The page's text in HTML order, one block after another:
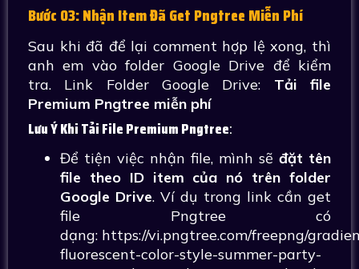
Bước 03: Nhận Item Đã Get Pngtree Miễn Phí
Sau khi đã để lại comment hợp lệ xong, thì
anh em vào folder Google Drive để kiểm
tra. Link Folder Google Drive: Tải file
Premium Pngtree miễn phí
Lưu Ý Khi Tải File Premium Pngtree:
Để tiện việc nhận file, mình sẽ đặt tên
file theo ID item của nó trên folder
Google Drive. Ví dụ trong link cần get
file Pngtree có
dạng: https://vi.pngtree.com/freepng/
fluorescent-color-style-summer-party-